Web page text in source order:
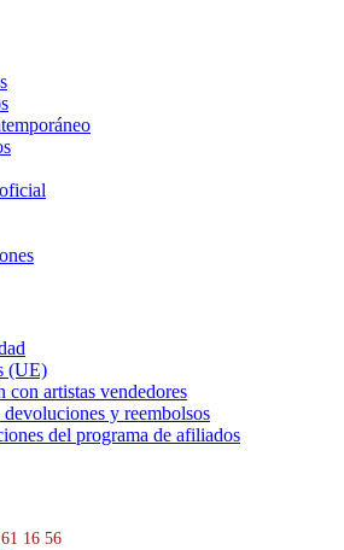
(UE)
con artistas vendedores
y reembolsos
del programa de afiliados
16 56